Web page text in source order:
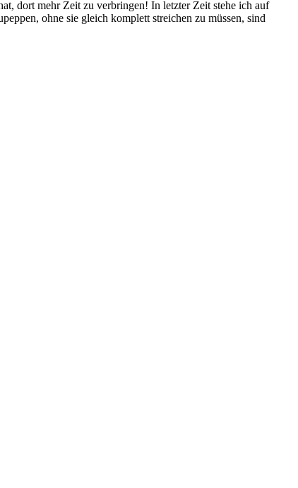
dort mehr Zeit zu verbringen! In letzter Zeit stehe ich auf
ohne sie gleich komplett streichen zu müssen, sind